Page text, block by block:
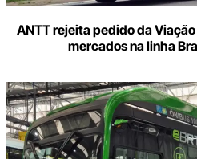
ANTT rejeita pedido da
mercados na linha